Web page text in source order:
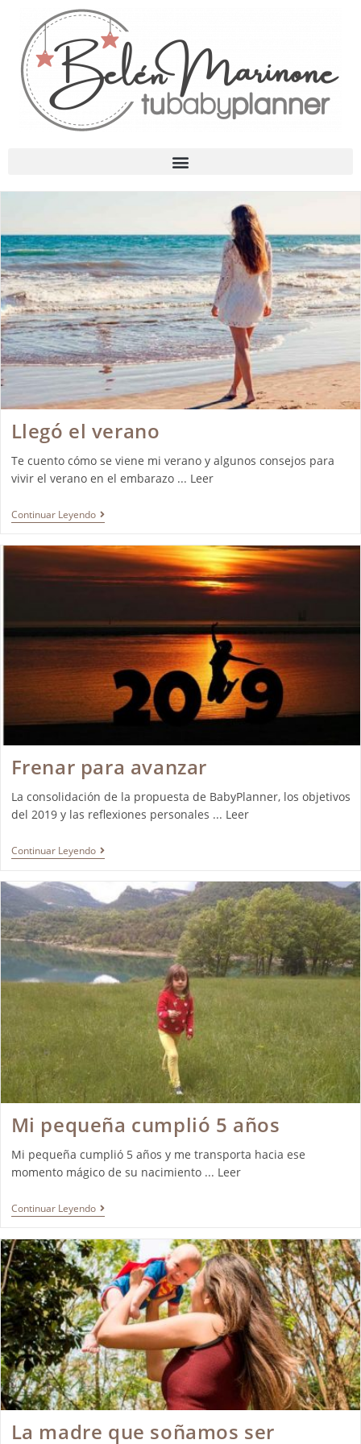
Llegó el verano
Te cuento cómo se viene mi verano y algunos consejos para
vivir el verano en el embarazo ... Leer
Continuar Leyendo
Frenar para avanzar
La consolidación de la propuesta de BabyPlanner, los objetivos
del 2019 y las reflexiones personales ... Leer
Continuar Leyendo
Mi pequeña cumplió 5 años
Mi pequeña cumplió 5 años y me transporta hacia ese
momento mágico de su nacimiento ... Leer
Continuar Leyendo
La madre que soñamos ser